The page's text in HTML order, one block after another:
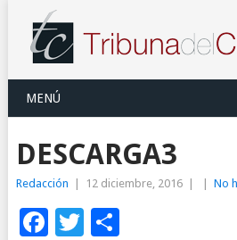
MENÚ
DESCARGA3
Redacción 12 diciembre, 2016 No
Facebook
Twitter
Compartir